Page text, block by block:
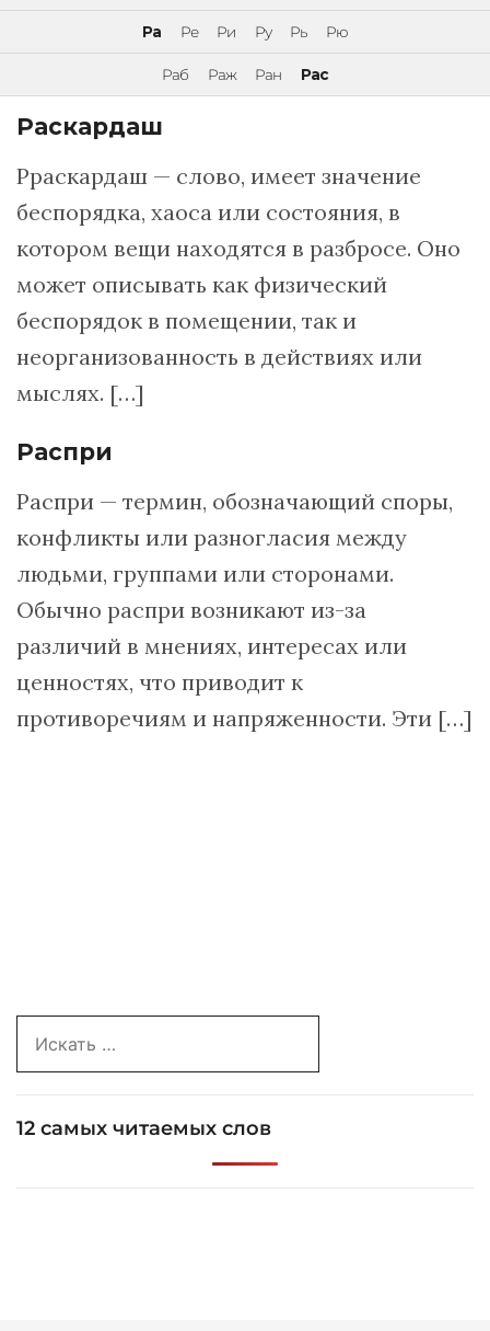
Ра Ре Ри Ру Рь Рю
Раб Раж Ран Рас
Раскардаш
Рраскардаш — слово, имеет значение
беспорядка, хаоса или состояния, в
котором вещи находятся в разбросе. Оно
может описывать как физический
беспорядок в помещении, так и
неорганизованность в действиях или
мыслях. […]
Распри
Распри — термин, обозначающий споры,
конфликты или разногласия между
людьми, группами или сторонами.
Обычно распри возникают из-за
различий в мнениях, интересах или
ценностях, что приводит к
противоречиям и напряженности. Эти […]
for:
12 самых читаемых слов